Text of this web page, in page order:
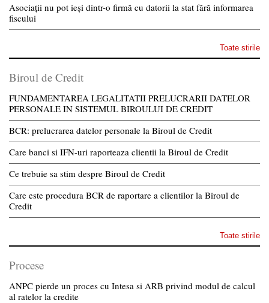
Asociații nu pot ieși dintr-o firmă cu datorii la stat fără informarea
fiscului
Toate stirile
Biroul de Credit
FUNDAMENTAREA LEGALITATII PRELUCRARII DATELOR
PERSONALE IN SISTEMUL BIROULUI DE CREDIT
BCR: prelucrarea datelor personale la Biroul de Credit
Care banci si IFN-uri raporteaza clientii la Biroul de Credit
Ce trebuie sa stim despre Biroul de Credit
Care este procedura BCR de raportare a clientilor la Biroul de
Credit
Toate stirile
Procese
ANPC pierde un proces cu Intesa si ARB privind modul de calcul
al ratelor la credite